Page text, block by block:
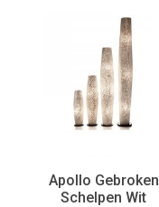
Apollo Gebroken
Schelpen Wit